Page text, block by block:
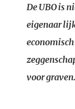
De UBO is
eigenaar
voor graven.